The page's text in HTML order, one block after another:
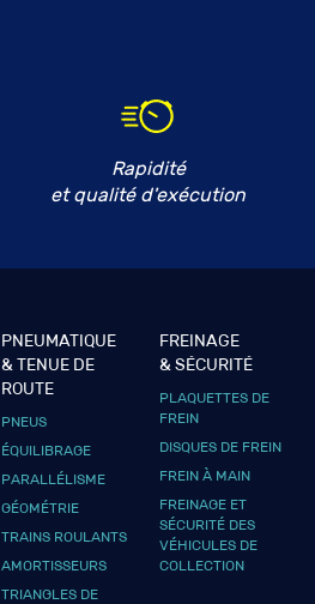
Rapidité
et qualité d'exécution
PNEUMATIQUE
& TENUE DE
ROUTE
PNEUS
ÉQUILIBRAGE
PARALLÉLISME
GÉOMÉTRIE
TRAINS ROULANTS
AMORTISSEURS
TRIANGLES DE
FREINAGE
& SÉCURITÉ
PLAQUETTES DE
FREIN
DISQUES DE FREIN
FREIN À MAIN
FREINAGE ET
SÉCURITÉ DES
VÉHICULES DE
COLLECTION